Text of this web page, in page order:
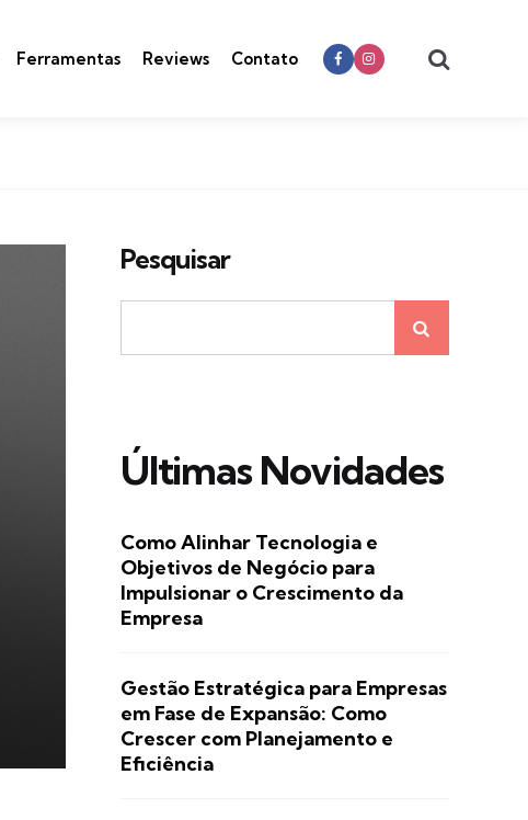
Ferramentas Reviews Contato
Pesquisar
Últimas Novidades
Como Alinhar Tecnologia e
Objetivos de Negócio para
Impulsionar o Crescimento da
Empresa
Gestão Estratégica para Empresas
em Fase de Expansão: Como
Crescer com Planejamento e
Eficiência